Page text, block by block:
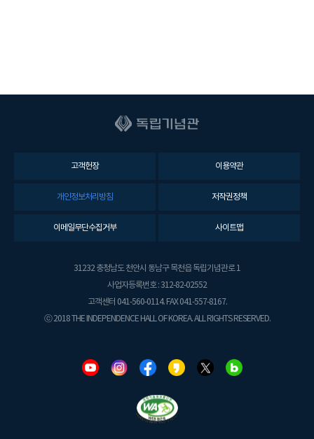
고객헌장 이용약관
개인정보처리방침 저작권정책
이메일무단수집거부 사이트맵
31232 충청남도 천안시 동남구 목천읍 독립기념관로 1
사업자등록번호 : 312-82-02552
고객센터 041-560-0114. FAX 041-557-8167.
ⓒ 2018 THE INDEPENDENCE HALL OF KOREA. ALL RIGHTS RESERVED.